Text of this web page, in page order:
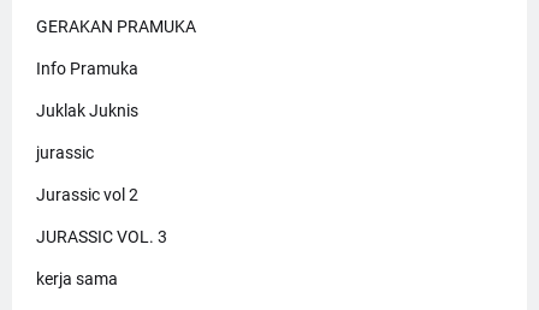
GERAKAN PRAMUKA
Info Pramuka
Juklak Juknis
jurassic
Jurassic vol 2
JURASSIC VOL. 3
kerja sama